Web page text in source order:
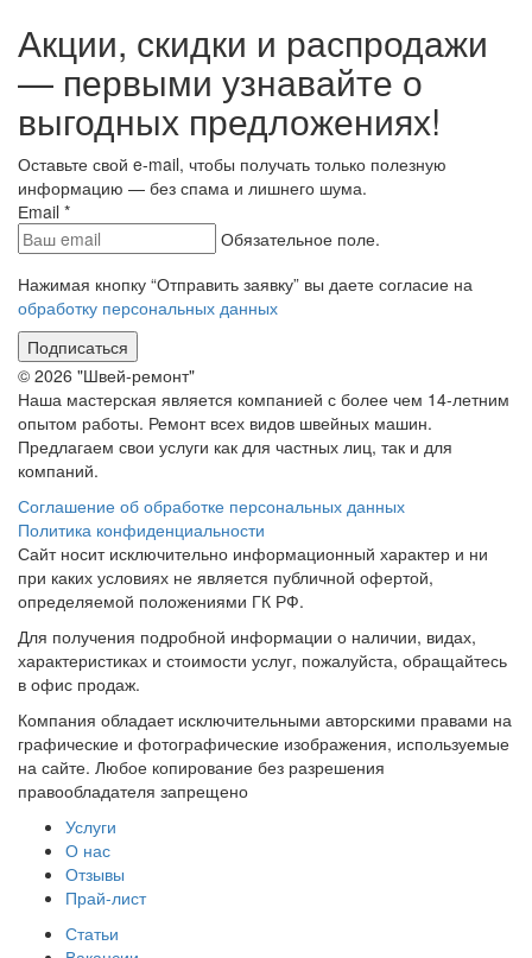
Акции, скидки и распродажи
— первыми узнавайте о
выгодных предложениях!
Оставьте свой e-mail, чтобы получать только полезную
информацию — без спама и лишнего шума.
Еmail *
Обязательное поле.
Нажимая кнопку “Отправить заявку” вы даете согласие на
обработку персональных данных
Подписаться
© 2026 "Швей-ремонт"
Наша мастерская является компанией с более чем 14-летним
опытом работы. Ремонт всех видов швейных машин.
Предлагаем свои услуги как для частных лиц, так и для
компаний.
Соглашение об обработке персональных данных
Политика конфиденциальности
Сайт носит исключительно информационный характер и ни
при каких условиях не является публичной офертой,
определяемой положениями ГК РФ.
Для получения подробной информации о наличии, видах,
характеристиках и стоимости услуг, пожалуйста, обращайтесь
в офис продаж.
Компания обладает исключительными авторскими правами на
графические и фотографические изображения, используемые
на сайте. Любое копирование без разрешения
правообладателя запрещено
Услуги
О нас
Отзывы
Прай-лист
Статьи